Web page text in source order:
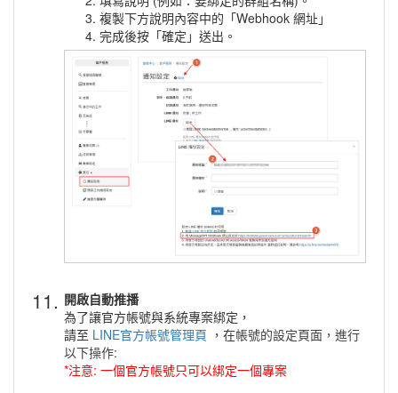
複製下方說明內容中的「Webhook 網址」
完成後按「確定」送出。
11. 開啟自動推播
為了讓官方帳號與系統專案綁定，
請至 LINE官方帳號管理頁 ，在帳號的設定頁面，進行
以下操作:
*注意: 一個官方帳號只可以綁定一個專案